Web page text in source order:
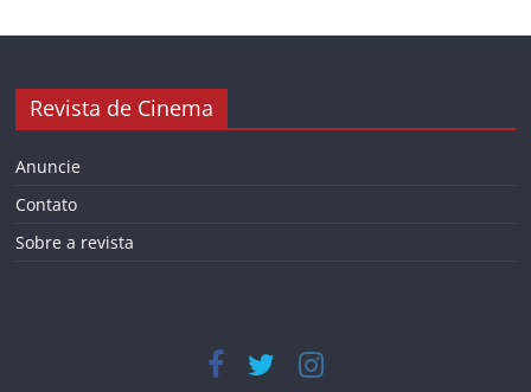
Revista de Cinema
Anuncie
Contato
Sobre a revista